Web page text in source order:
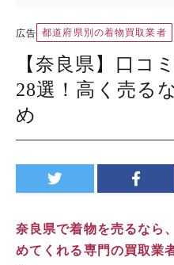
広告 都道府県別の着物買取業者
【奈良県】口コ
28選！高く売る
め
奈良県で着物を売るなら
めてくれる専門の買取業